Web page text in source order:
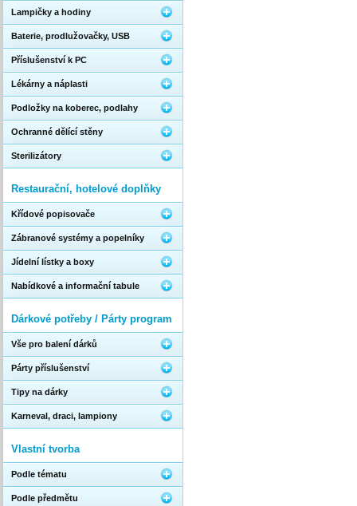
Lampičky a hodiny
Baterie, prodlužovačky, USB
Příslušenství k PC
Lékárny a náplasti
Podložky na koberec, podlahy
Ochranné dělící stěny
Sterilizátory
Restaurační, hotelové doplňky
Křídové popisovače
Zábranové systémy a popelníky
Jídelní lístky a boxy
Nabídkové a informační tabule
Dárkové potřeby / Párty program
Vše pro balení dárků
Párty příslušenství
Tipy na dárky
Karneval, draci, lampiony
Vlastní tvorba
Podle tématu
Podle předmětu